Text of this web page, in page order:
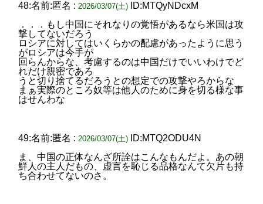
48:名前:匿名 : 2026/03/07(土)
ID:MTQyNDcxM
．．．もし中国にそれなりの覚悟があるなら米国は攻
撃してないだろう
ロシアに対してはいくらかの配慮があったように思う
がロシアは今手が
回らんからな、考慮するのは中国だけでいいわけでど
れだけ親密であろ
うと切り捨てるだろうとの想定での攻撃やろからな
まぁ実際のところ奴等は他人のために身を切る様な事
はせんわな
49:名前:匿名 : 2026/03/07(土)
ID:MTQ2ODU4N
ま、中国の正体なんざ所詮はこんなもんだよ。あの朝
鮮人の主人だもの、虚言を恥じる品格なんて欠片も持
ち合わせてないのさ。